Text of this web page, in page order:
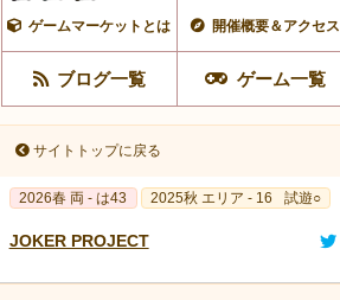
ゲームマーケットとは 開催概要＆アクセス
ブログ一覧 ゲーム一覧
サイトトップに戻る
2026春 両 - は43 2025秋 エリア - 16 試遊○
JOKER PROJECT